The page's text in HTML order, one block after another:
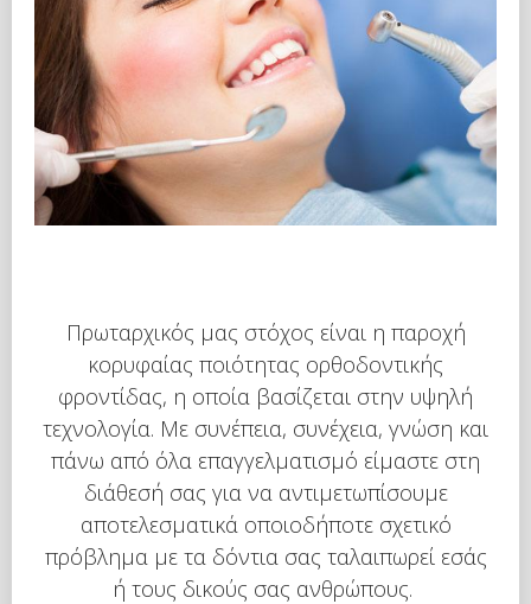
Πρωταρχικός μας στόχος είναι η παροχή
κορυφαίας ποιότητας ορθοδοντικής
φροντίδας, η οποία βασίζεται στην υψηλή
τεχνολογία. Με συνέπεια, συνέχεια, γνώση και
πάνω από όλα επαγγελματισμό είμαστε στη
διάθεσή σας για να αντιμετωπίσουμε
αποτελεσματικά οποιοδήποτε σχετικό
πρόβλημα με τα δόντια σας ταλαιπωρεί εσάς
ή τους δικούς σας ανθρώπους.